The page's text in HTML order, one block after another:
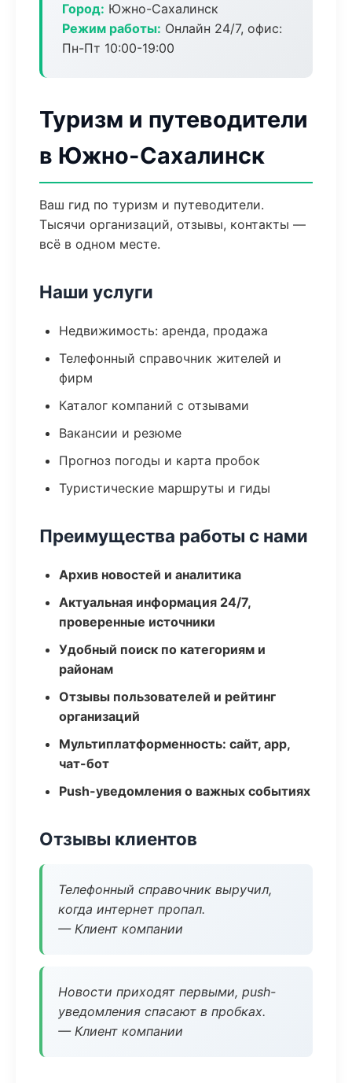
Город: Южно-Сахалинск
Режим работы: Онлайн 24/7, офис:
Пн-Пт 10:00-19:00
Туризм и путеводители
в Южно-Сахалинск
Ваш гид по туризм и путеводители.
Тысячи организаций, отзывы, контакты —
всё в одном месте.
Наши услуги
Недвижимость: аренда, продажа
Телефонный справочник жителей и
фирм
Каталог компаний с отзывами
Вакансии и резюме
Прогноз погоды и карта пробок
Туристические маршруты и гиды
Преимущества работы с нами
Архив новостей и аналитика
Актуальная информация 24/7,
проверенные источники
Удобный поиск по категориям и
районам
Отзывы пользователей и рейтинг
организаций
Мультиплатформенность: сайт, app,
чат-бот
Push-уведомления о важных событиях
Отзывы клиентов
Телефонный справочник выручил,
когда интернет пропал.
— Клиент компании
Новости приходят первыми, push-
уведомления спасают в пробках.
— Клиент компании